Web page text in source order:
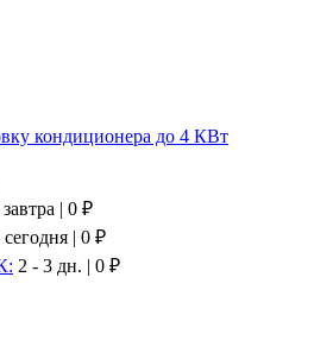
кондиционера до 4 КВт
завтра | 0 ₽
сегодня | 0 ₽
2 - 3 дн. | 0 ₽